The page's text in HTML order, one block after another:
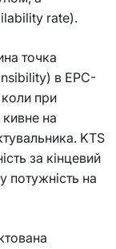
rate).
точка
в EPC-
при
на
KTS
за кінцевий
потужність на